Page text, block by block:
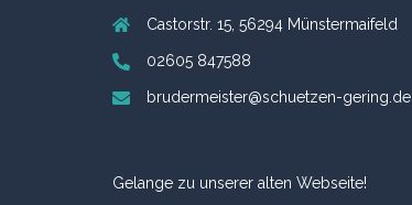
Castorstr. 15, 56294 Münstermaifeld
02605 847588
brudermeister@schuetzen-gering.de
Gelange zu unserer alten Webseite!